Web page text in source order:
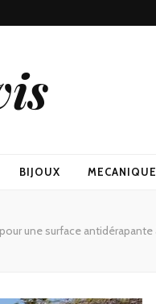
BIJOUX MECANIQUE
une surface antidérapante